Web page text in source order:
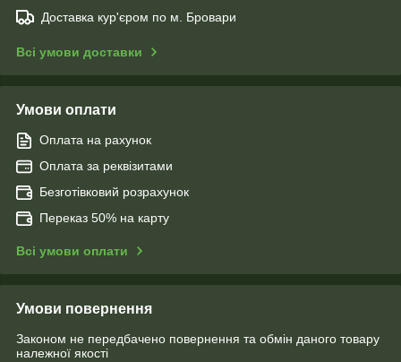
Доставка кур'єром по м. Бровари
Всі умови доставки
Умови оплати
Оплата на рахунок
Оплата за реквізитами
Безготівковий розрахунок
Переказ 50% на карту
Всі умови оплати
Умови повернення
Законом не передбачено повернення та обмін даного товару
належної якості